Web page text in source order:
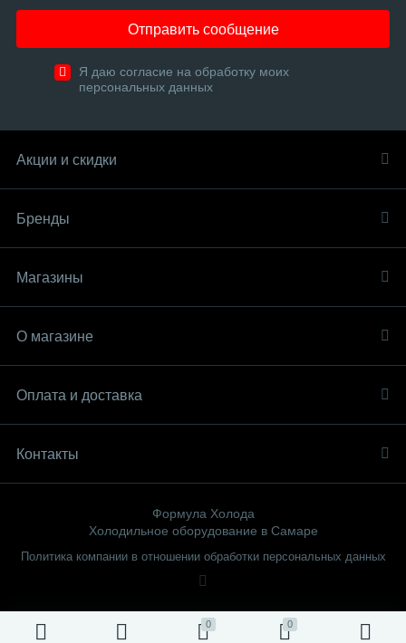
0 0
Отправить сообщение
Я даю согласие на обработку моих
персональных данных
Акции и скидки
Бренды
Магазины
О магазине
Оплата и доставка
Контакты
Формула Холода
Холодильное оборудование в Самаре
Политика компании в отношении обработки персональных данных